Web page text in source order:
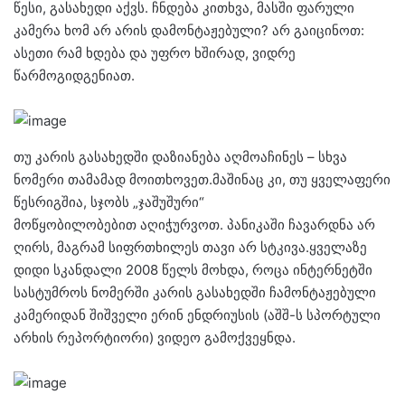
წესი, გასახედი აქვს. ჩნდება კითხვა, მასში ფარული
კამერა ხომ არ არის დამონტაჟებული? არ გაიცინოთ:
ასეთი რამ ხდება და უფრო ხშირად, ვიდრე
წარმოგიდგენიათ.
თუ კარის გასახედში დაზიანება აღმოაჩინეს – სხვა
ნომერი თამამად მოითხოვეთ.მაშინაც კი, თუ ყველაფერი
წესრიგშია, სჯობს „ჯაშუშური“
მოწყობილობებით აღიჭურვოთ. პანიკაში ჩავარდნა არ
ღირს, მაგრამ სიფრთხილეს თავი არ სტკივა.ყველაზე
დიდი სკანდალი 2008 წელს მოხდა, როცა ინტერნეტში
სასტუმროს ნომერში კარის გასახედში ჩამონტაჟებული
კამერიდან შიშველი ერინ ენდრიუსის (აშშ-ს სპორტული
არხის რეპორტიორი) ვიდეო გამოქვეყნდა.